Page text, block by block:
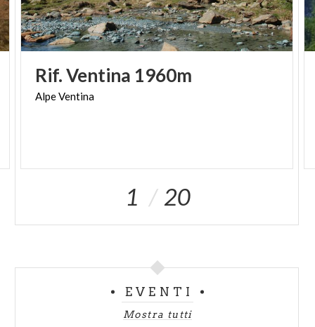
Rif.Ventina 1960m
AlpeVentina
1 20
EVENTI
Mostra tutti